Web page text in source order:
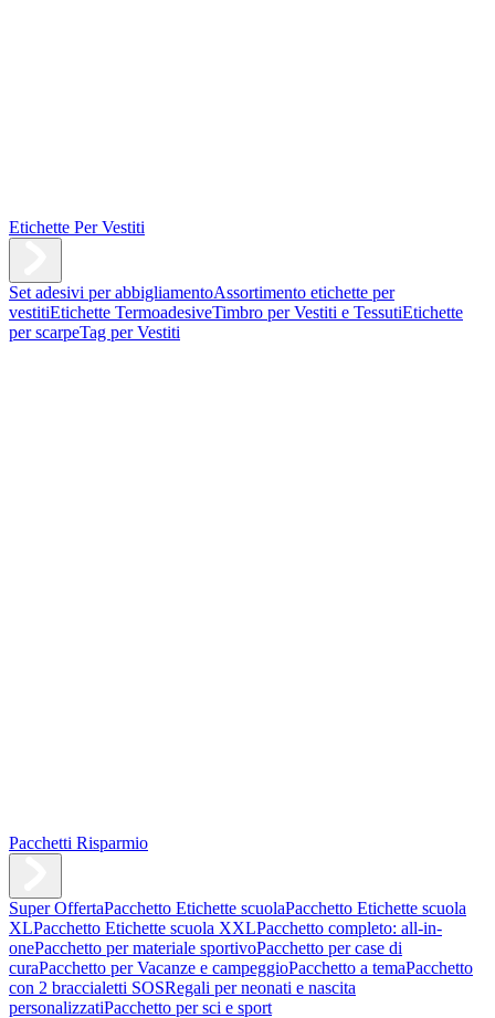
Etichette Per Vestiti
Set adesivi per abbigliamentoAssortimento etichette per
vestitiEtichette TermoadesiveTimbro per Vestiti e TessutiEtichette
per scarpeTag per Vestiti
Pacchetti Risparmio
Super OffertaPacchetto Etichette scuolaPacchetto Etichette scuola
XLPacchetto Etichette scuola XXLPacchetto completo: all-in-
onePacchetto per materiale sportivoPacchetto per case di
curaPacchetto per Vacanze e campeggioPacchetto a temaPacchetto
con 2 braccialetti SOSRegali per neonati e nascita
personalizzatiPacchetto per sci e sport